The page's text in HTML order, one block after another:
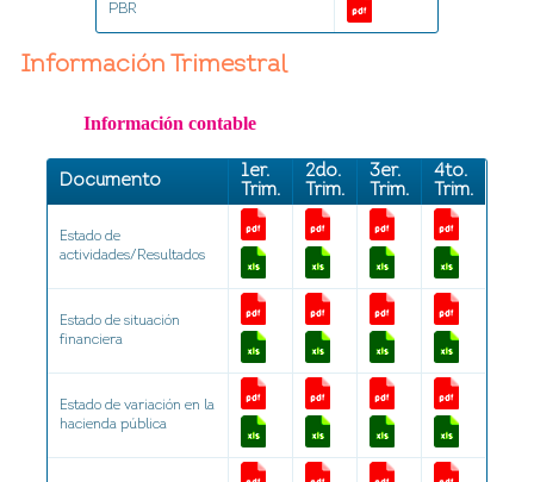
PBR
Información Trimestral
Información contable
Documento
1er.
Trim.
2do.
Trim.
3er.
Trim.
4to.
Trim.
Estado de
actividades/Resultados
Estado de situación
financiera
Estado de variación en la
hacienda pública